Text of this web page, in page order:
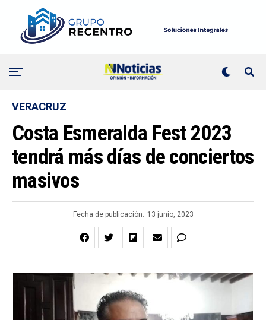
VERACRUZ
Costa Esmeralda Fest 2023
tendrá más días de conciertos
masivos
Fecha de publicación: 13 junio, 2023